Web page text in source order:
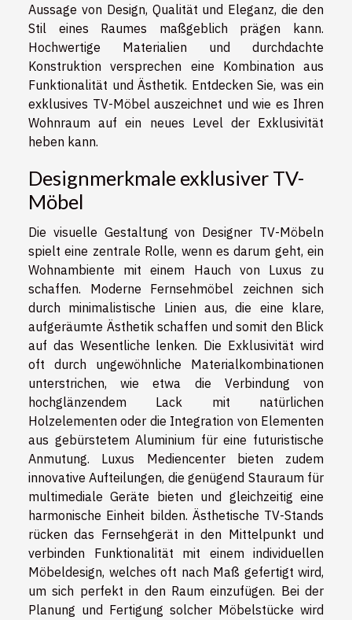
Aussage von Design, Qualität und Eleganz, die den
Stil eines Raumes maßgeblich prägen kann.
Hochwertige Materialien und durchdachte
Konstruktion versprechen eine Kombination aus
Funktionalität und Ästhetik. Entdecken Sie, was ein
exklusives TV-Möbel auszeichnet und wie es Ihren
Wohnraum auf ein neues Level der Exklusivität
heben kann.
Designmerkmale exklusiver TV-
Möbel
Die visuelle Gestaltung von Designer TV-Möbeln
spielt eine zentrale Rolle, wenn es darum geht, ein
Wohnambiente mit einem Hauch von Luxus zu
schaffen. Moderne Fernsehmöbel zeichnen sich
durch minimalistische Linien aus, die eine klare,
aufgeräumte Ästhetik schaffen und somit den Blick
auf das Wesentliche lenken. Die Exklusivität wird
oft durch ungewöhnliche Materialkombinationen
unterstrichen, wie etwa die Verbindung von
hochglänzendem Lack mit natürlichen
Holzelementen oder die Integration von Elementen
aus gebürstetem Aluminium für eine futuristische
Anmutung. Luxus Mediencenter bieten zudem
innovative Aufteilungen, die genügend Stauraum für
multimediale Geräte bieten und gleichzeitig eine
harmonische Einheit bilden. Ästhetische TV-Stands
rücken das Fernsehgerät in den Mittelpunkt und
verbinden Funktionalität mit einem individuellen
Möbeldesign, welches oft nach Maß gefertigt wird,
um sich perfekt in den Raum einzufügen. Bei der
Planung und Fertigung solcher Möbelstücke wird